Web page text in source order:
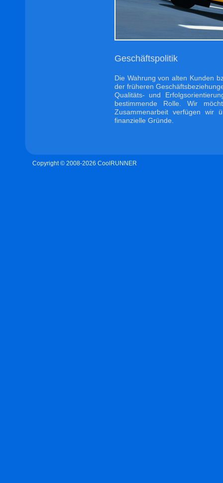
Geschäftspolitik
Die Wahrung von alten Kunden
der früheren
Qualitäts- und
bestimmende Rolle. Wir
Zusammenarbeit verfügen wir
finanzielle Gründe.
Copyright © 2008-2026 CoolRUNNER